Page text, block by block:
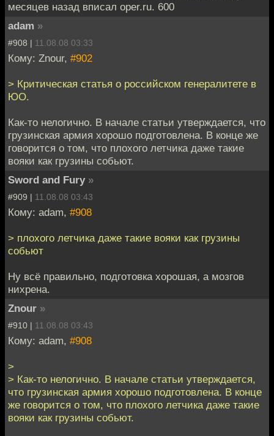
месяцев назад вписал oper.ru. 600
adam »
#908 | 11.08.08 03:33
Кому: Znour, #902
> Критическая статья о российском генералитете в
ЮО.
Как-то нелогично. В начале статьи утверждается, что
грузинская армия хорошо подготовлена. В конце же
говорится о том, что плохого летчика даже такие
вояки как грузины собьют.
Sword and Fury »
#909 | 11.08.08 03:43
Кому: adam, #908
> плохого летчика даже такие вояки как грузины
собьют
Ну всё правильно, подготовка хорошая, а мозгов
нихрена.
Znour »
#910 | 11.08.08 03:43
Кому: adam, #908
>
> Как-то нелогично. В начале статьи утверждается,
что грузинская армия хорошо подготовлена. В конце
же говорится о том, что плохого летчика даже такие
вояки как грузины собьют.